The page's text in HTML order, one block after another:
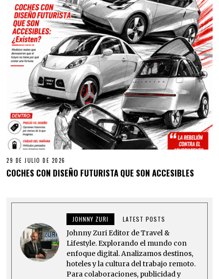
29 DE JULIO DE 2026
COCHES CON DISEÑO FUTURISTA QUE SON ACCESIBLES
JOHNNY ZURI LATEST POSTS
Johnny Zuri Editor de Travel &
Lifestyle. Explorando el mundo con
enfoque digital. Analizamos destinos,
hoteles y la cultura del trabajo remoto.
Para colaboraciones, publicidad y